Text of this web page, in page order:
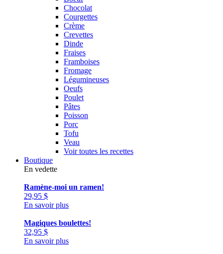
Chocolat
Courgettes
Crème
Crevettes
Dinde
Fraises
Framboises
Fromage
Légumineuses
Oeufs
Poulet
Pâtes
Poisson
Porc
Tofu
Veau
Voir toutes les recettes
Boutique
En vedette
Ramène-moi un ramen!
29,95 $
En savoir plus
Magiques boulettes!
32,95 $
En savoir plus